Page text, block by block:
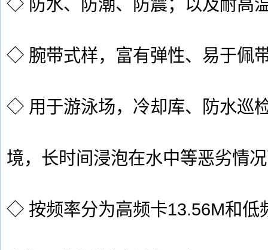
◇ 腕带式样，富有弹性、易于佩
◇ 用于游泳场，冷却库、防水巡
境，长时间浸泡在水中等恶劣情
◇ 按频率分为高频卡13.56M和低